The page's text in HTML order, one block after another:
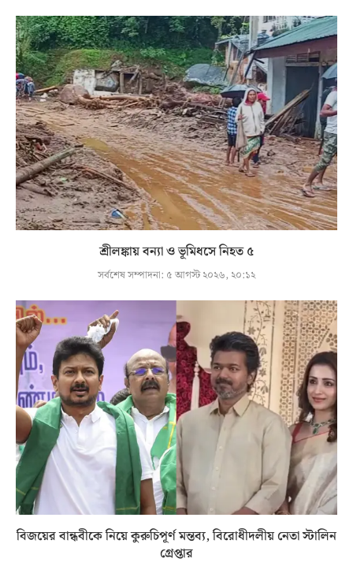
শ্রীলঙ্কায় বন্যা ও ভূমিধসে নিহত ৫
সর্বশেষ সম্পাদনা: ৫ আগস্ট ২০২৬, ২০:১২
বিজয়ের বান্ধবীকে নিয়ে কুরুচিপূর্ণ মন্তব্য, বিরোধীদলীয় নেতা স্টালিন
গ্রেপ্তার